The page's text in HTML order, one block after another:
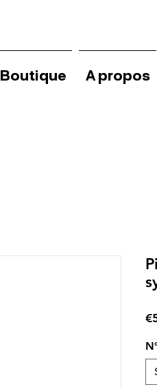
Boutique A propos